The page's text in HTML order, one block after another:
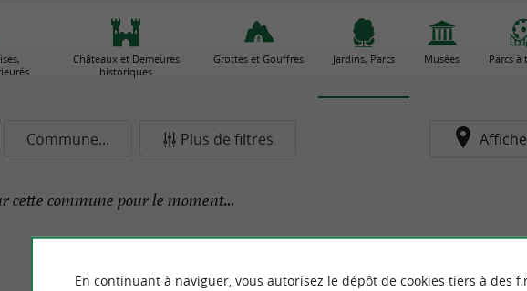
Châteaux et Demeures
historiques
Grottes et Gouffres Jardins, Parcs Musées Parcs à
Commune... Plus de filtres
cette commune pour le moment...
En continuant à naviguer, vous autorisez le dépôt de cookies tiers à des